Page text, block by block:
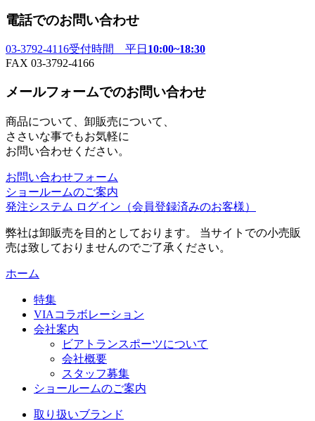
電話でのお問い合わせ
03-3792-4116受付時間 平日 10:00~18:30
FAX 03-3792-4166
メールフォームでのお問い合わせ
商品について、卸販売について、
ささいな事でもお気軽に
お問い合わせください。
お問い合わせフォーム
ショールームのご案内
発注システム ログイン （会員登録済みのお客様）
弊社は卸販売を目的としております。 当サイトでの小売販
売は致しておりませんのでご了承ください。
ホーム
特集
VIAコラボレーション
会社案内
ビアトランスポーツについて
会社概要
スタッフ募集
ショールームのご案内
取り扱いブランド